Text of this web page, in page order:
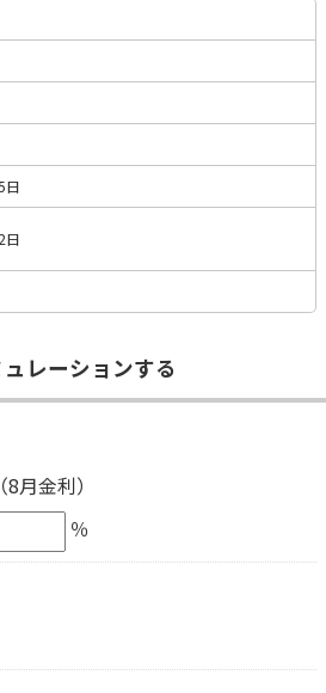
日
日
レーションする
月金利）
％